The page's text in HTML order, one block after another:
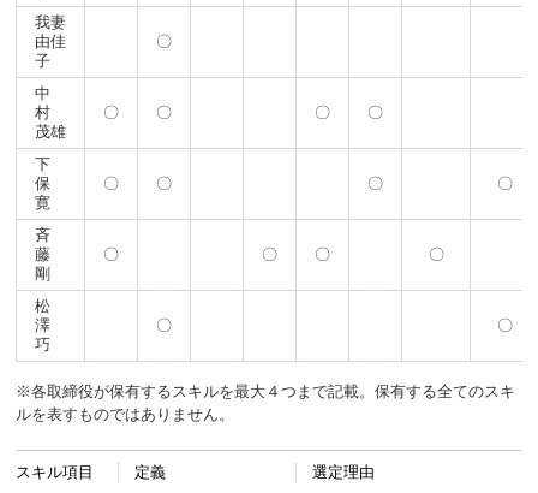
我妻
由佳
子
〇
中
村
茂雄
〇 〇 〇 〇
下
保
寛
〇 〇 〇 〇
斉
藤
剛
〇 〇 〇 〇
松
澤
巧
〇 〇
※各取締役が保有するスキルを最大４つまで記載。保有する全てのスキ
ルを表すものではありません。
スキル項目 定義 選定理由